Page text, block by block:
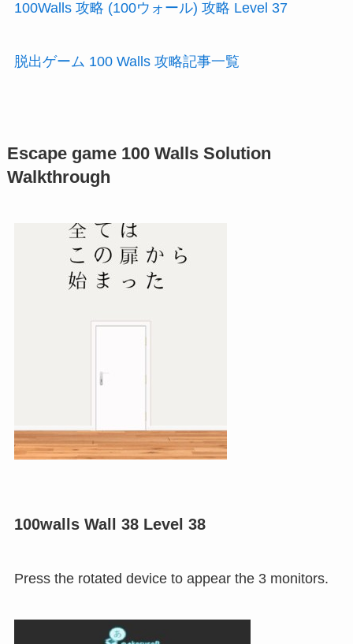
100Walls 攻略 (100ウォール) 攻略 Level 37
脱出ゲーム 100 Walls 攻略記事一覧
Escape game 100 Walls Solution
Walkthrough
100walls Wall 38 Level 38
Press the rotated device to appear the 3 monitors.